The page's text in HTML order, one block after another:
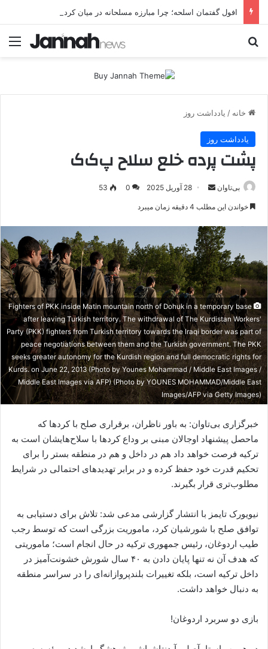
خانه / یادداشت روز
یادداشت روز
پشت پرده خلع سلاح پ‌ک‌ک
بی‌تاوان
ر
ا
ل
ا
ی
م
ی
ل
28 آوریل 2025 0
53
خواندن این مطلب 4 دقیقه زمان میبرد
Fighters of PKK inside Matin mountain north of Dohuk in a temporary base
after leaving Turkish territory. The withdrawal of The Kurdistan Workers'
Party (PKK) fighters from Turkish territory towards the Iraqi border was part of
peace negotiations between them and the Turkish government. The PKK
seeks greater autonomy for the Kurdish region and full democratic rights for
Kurds. on June 22, 2013 (Photo by Younes Mohammad / Middle East Images /
Middle East Images via AFP) (Photo by YOUNES MOHAMMAD/Middle East
Images/AFP via Getty Images)
خبرگزاری بی‌تاوان: به باور ناظران، برقراری صلح با کردها که
ماحصل پیشنهاد اوجالان مبنی بر وداع کردها با سلاح‌هایشان است به
ترکیه فرصت خواهد داد هم در داخل و هم در منطقه بستر را برای
تحکیم قدرت خود حفظ کرده و در برابر تهدیدهای احتمالی در شرایط
مطلوب‌تری قرار بگیرند.
نیویورک تایمز با انتشار گزارشی مدعی شد: تلاش برای دستیابی به
توافق صلح با شورشیان کرد، ماموریت بزرگی است که توسط رجب
طیب اردوغان، رئیس جمهوری ترکیه در حال انجام است؛ ماموریتی
که هدف آن نه تنها پایان دادن به ۴۰ سال شورش خشونت‌آمیز در
داخل ترکیه است، بلکه تغییرات بلندپروازانه‌ای را در سراسر منطقه
به دنبال خواهد داشت.
بازی دو سربرد اردوغان!